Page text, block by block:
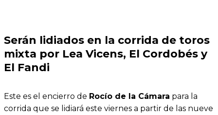
Serán lidiados en la corrida de toros
mixta por Lea Vicens, El Cordobés y
El Fandi
Este es el encierro de Rocío de la Cámara para la
corrida que se lidiará este viernes a partir de las nueve